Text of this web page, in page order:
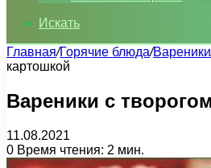
Искать
Главная/Горячие блюда/Вареники
картошкой
Вареники с
11.08.2021
0 Время чтения: 2 мин.